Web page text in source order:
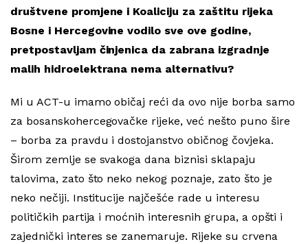
društvene promjene i Koaliciju za zaštitu rijeka
Bosne i Hercegovine vodilo sve ove godine,
pretpostavljam činjenica da zabrana izgradnje
malih hidroelektrana nema alternativu?
Mi u ACT-u imamo običaj reći da ovo nije borba samo
za bosanskohercegovačke rijeke, već nešto puno šire
– borba za pravdu i dostojanstvo običnog čovjeka.
Širom zemlje se svakoga dana biznisi sklapaju
talovima, zato što neko nekog poznaje, zato što je
neko nečiji. Institucije najčešće rade u interesu
političkih partija i moćnih interesnih grupa, a opšti i
zajednički interes se zanemaruje. Rijeke su crvena